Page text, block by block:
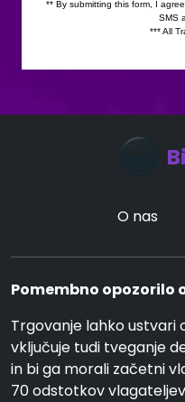
O nas
Pomembno opozorilo
Trgovanje lahko ustvari
vključuje tudi tveganje
in bi ga morali začetni
70 odstotkov